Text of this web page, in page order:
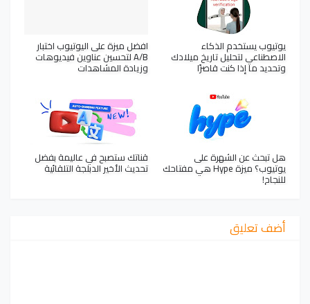
يوتيوب يستخدم الذكاء
الاصطناعي لتحليل تاريخ ميلادك
وتحديد ما إذا كنت قاصرًا
افضل ميزة على اليوتيوب اختبار
A/B لتحسين عناوين فيديوهات
وزيادة المشاهدات
هل تبحث عن الشهرة على
يوتيوب؟ ميزة Hype هي مفتاحك
للنجاح!
قناتك ستصبح في عاليمة بفضل
تحديث الأخير الدبلجة التلقائية
أضف تعليق